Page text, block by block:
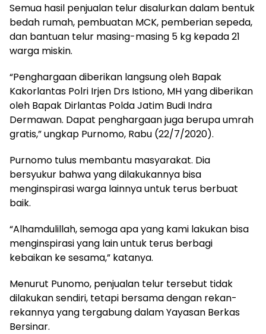
Semua hasil penjualan telur disalurkan dalam bentuk
bedah rumah, pembuatan MCK, pemberian sepeda,
dan bantuan telur masing-masing 5 kg kepada 21
warga miskin.
“Penghargaan diberikan langsung oleh Bapak
Kakorlantas Polri Irjen Drs Istiono, MH yang diberikan
oleh Bapak Dirlantas Polda Jatim Budi Indra
Dermawan. Dapat penghargaan juga berupa umrah
gratis,” ungkap Purnomo, Rabu (22/7/2020).
Purnomo tulus membantu masyarakat. Dia
bersyukur bahwa yang dilakukannya bisa
menginspirasi warga lainnya untuk terus berbuat
baik.
“Alhamdulillah, semoga apa yang kami lakukan bisa
menginspirasi yang lain untuk terus berbagi
kebaikan ke sesama,” katanya.
Menurut Punomo, penjualan telur tersebut tidak
dilakukan sendiri, tetapi bersama dengan rekan-
rekannya yang tergabung dalam Yayasan Berkas
Bersinar.